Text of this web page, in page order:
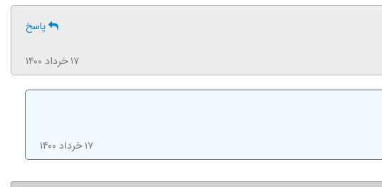
پاسخ
۱۷ خرداد ۱۴۰۰
۱۷ خرداد ۱۴۰۰